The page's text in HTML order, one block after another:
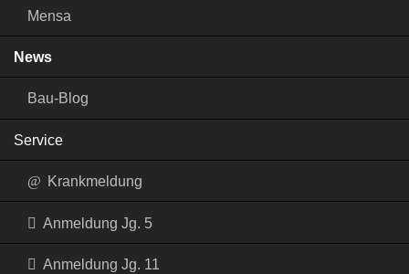
Mensa
News
Bau-Blog
Service
Krankmeldung
Anmeldung Jg. 5
Anmeldung Jg. 11